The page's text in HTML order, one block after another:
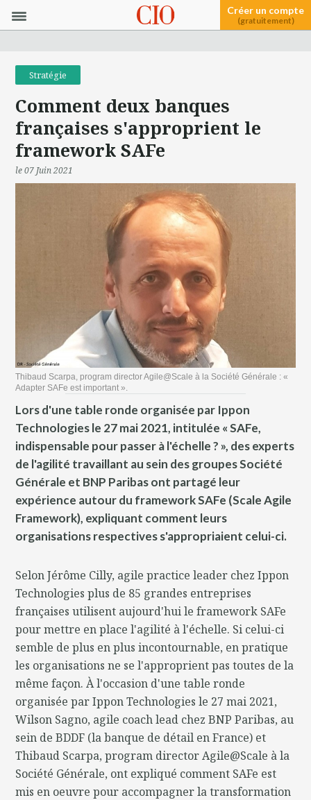
Créer un compte
(gratuitement)
Stratégie
Comment deux banques
françaises s'approprient le
framework SAFe
le 07 Juin 2021
Thibaud Scarpa, program director Agile@Scale à la Société Générale : «
Adapter SAFe est important ».
Lors d'une table ronde organisée par Ippon
Technologies le 27 mai 2021, intitulée « SAFe,
indispensable pour passer à l'échelle ? », des experts
de l'agilité travaillant au sein des groupes Société
Générale et BNP Paribas ont partagé leur
expérience autour du framework SAFe (Scale Agile
Framework), expliquant comment leurs
organisations respectives s'appropriaient celui-ci.
Selon Jérôme Cilly, agile practice leader chez Ippon
Technologies plus de 85 grandes entreprises
françaises utilisent aujourd'hui le framework SAFe
pour mettre en place l'agilité à l'échelle. Si celui-ci
semble de plus en plus incontournable, en pratique
les organisations ne se l'approprient pas toutes de la
même façon. À l'occasion d'une table ronde
organisée par Ippon Technologies le 27 mai 2021,
Wilson Sagno, agile coach lead chez BNP Paribas, au
sein de BDDF (la banque de détail en France) et
Thibaud Scarpa, program director Agile@Scale à la
Société Générale, ont expliqué comment SAFe est
mis en oeuvre pour accompagner la transformation